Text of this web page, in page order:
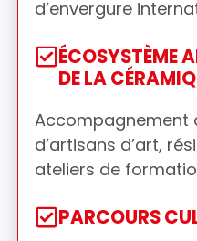
d’envergure
ÉCOSYSTÈME
DE LA
Accompagnement
d’artisans d’art,
ateliers de
PARCOURS